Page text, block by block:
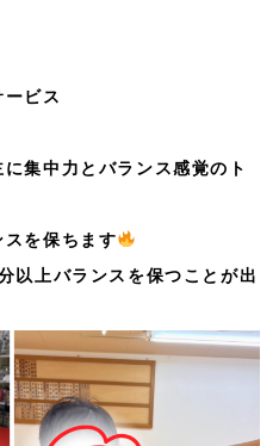
ビス
集中力とバランス感覚のト
を保ちます
以上バランスを保つことが出